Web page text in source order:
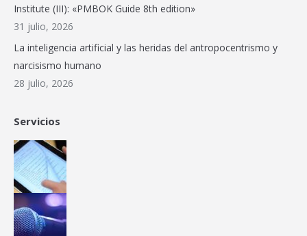
Institute (III): «PMBOK Guide 8th edition»
31 julio, 2026
La inteligencia artificial y las heridas del antropocentrismo y
narcisismo humano
28 julio, 2026
Servicios